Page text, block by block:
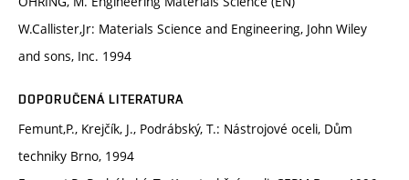
W.Callister,Jr: Materials Science and Engineering, John Wiley
and sons, Inc. 1994
DOPORUČENÁ LITERATURA
Femunt,P., Krejčík, J., Podrábský, T.: Nástrojové oceli, Dům
techniky Brno, 1994